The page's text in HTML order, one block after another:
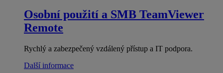
Osobní použití a SMB TeamViewer
Remote
Rychlý a zabezpečený vzdálený přístup a IT podpora.
Další informace